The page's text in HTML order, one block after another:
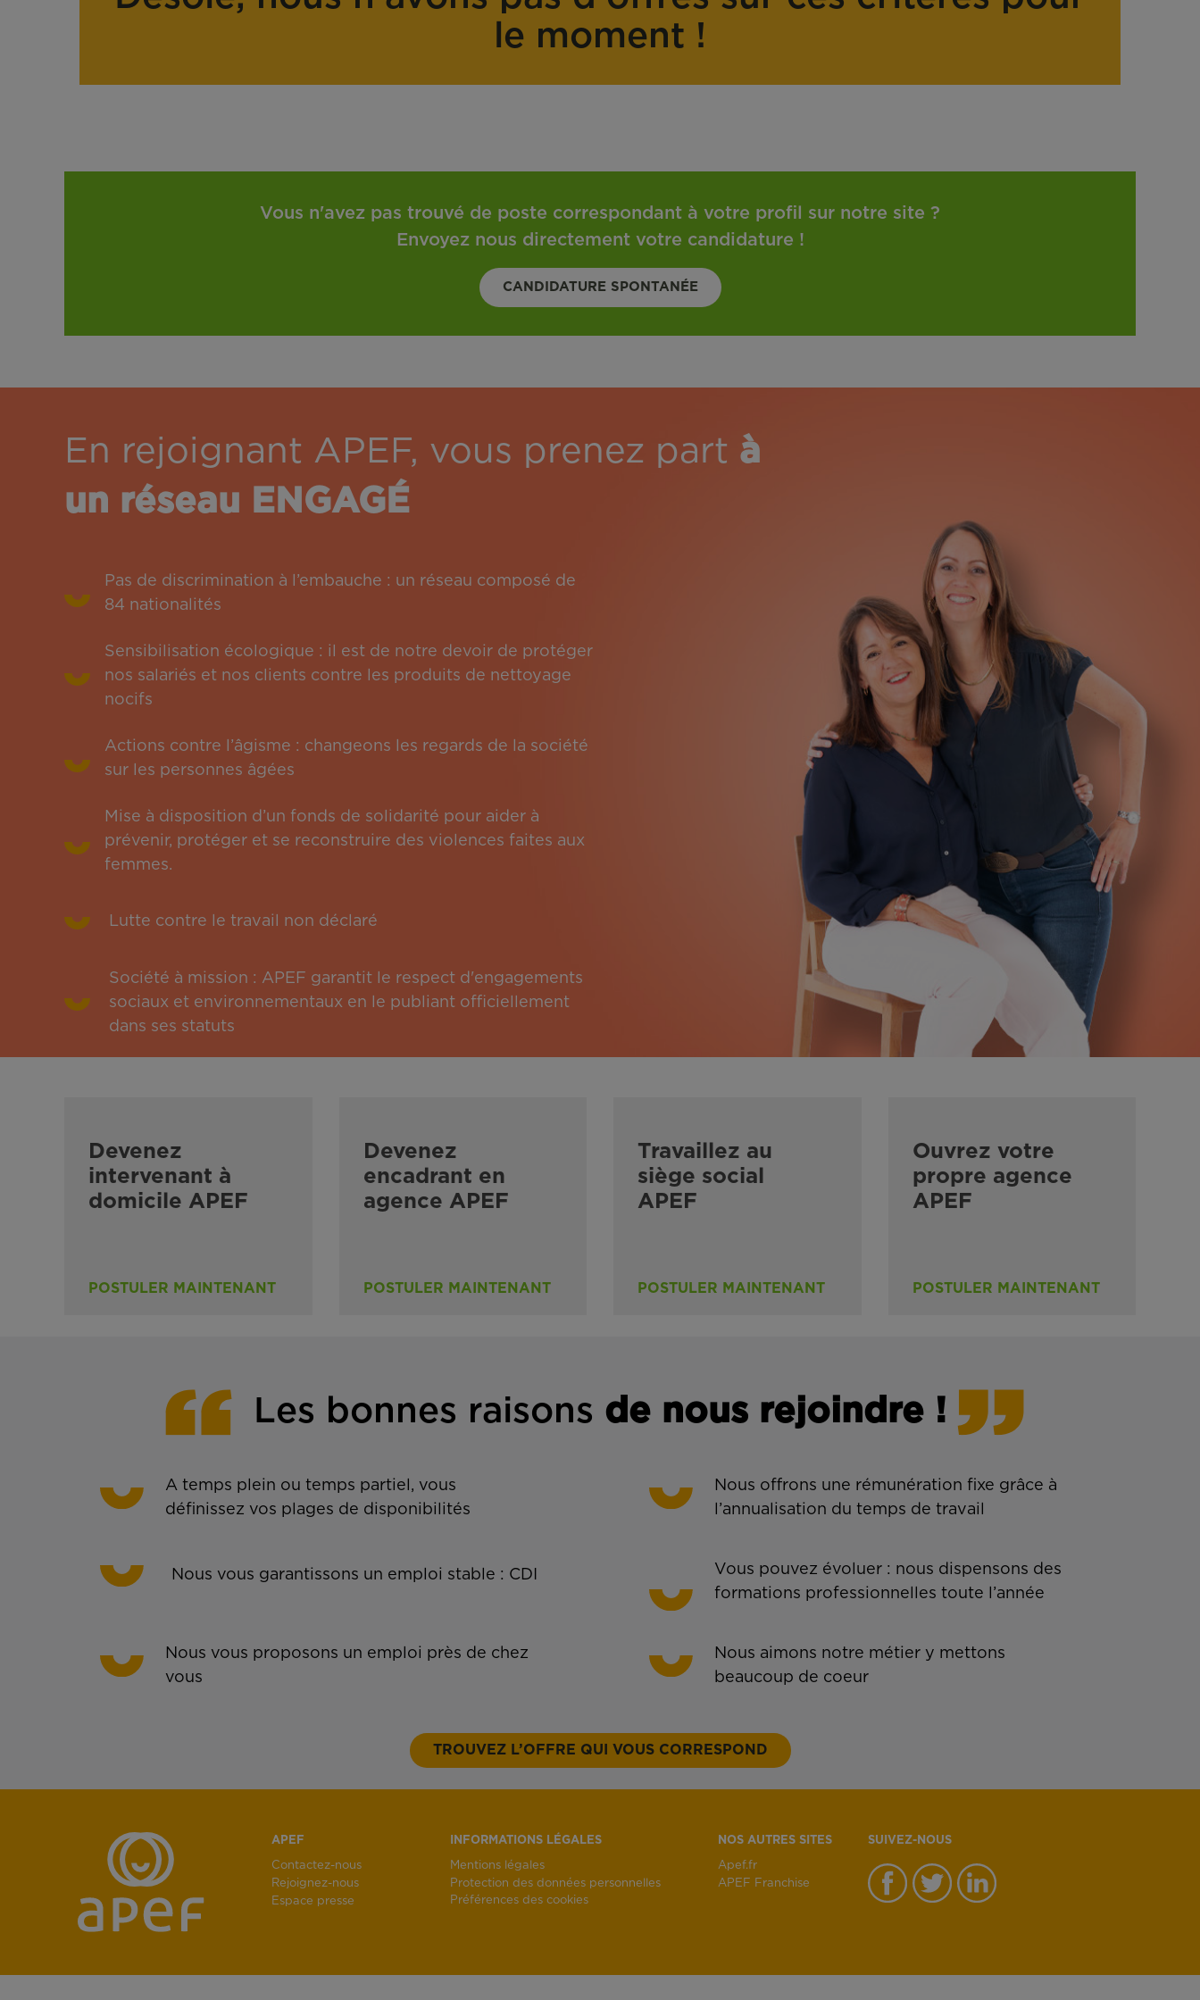
r
le moment !
Vous n'avez pas trouvé de poste correspondant à votre profil sur notre site ?
Envoyez nous directement votre candidature !
CANDIDATURE SPONTANÉE
En rejoignant APEF, vous prenez part à
un réseau ENGAGÉ
Pas de discrimination à l’embauche : un réseau composé de
84 nationalités
Sensibilisation écologique : il est de notre devoir de protéger
nos salariés et nos clients contre les produits de nettoyage
nocifs
Actions contre l’âgisme : changeons les regards de la société
sur les personnes âgées
Mise à disposition d’un fonds de solidarité pour aider à
prévenir, protéger et se reconstruire des violences faites aux
femmes.
Lutte contre le travail non déclaré
Société à mission : APEF garantit le respect d'engagements
sociaux et environnementaux en le publiant officiellement
dans ses statuts
Devenez
intervenant à
domicile APEF
POSTULER MAINTENANT
Devenez
encadrant en
agence APEF
POSTULER MAINTENANT
Travaillez au
siège social
APEF
POSTULER MAINTENANT
Ouvrez votre
propre agence
APEF
POSTULER MAINTENANT
Les bonnes raisons de nous rejoindre !
A temps plein ou temps partiel, vous
définissez vos plages de disponibilités
Nous offrons une rémunération fixe grâce à
l’annualisation du temps de travail
Nous vous garantissons un emploi stable : CDI
Vous pouvez évoluer : nous dispensons des
formations professionnelles toute l’année
Nous vous proposons un emploi près de chez
vous
Nous aimons notre métier y mettons
beaucoup de coeur
TROUVEZ L’OFFRE QUI VOUS CORRESPOND
APEF
Contactez-nous
Rejoignez-nous
Espace presse
INFORMATIONS LÉGALES
Mentions légales
Protection des données personnelles
Préférences des cookies
NOS AUTRES SITES
Apef.fr
APEF Franchise
SUIVEZ-NOUS